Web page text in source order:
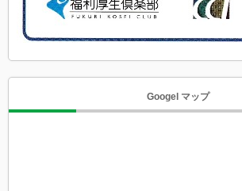
Googel マップ